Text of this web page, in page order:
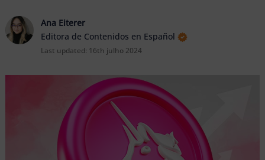
Ana Eiterer
Editora de Contenidos en Español
Last updated: 16th julho 2024